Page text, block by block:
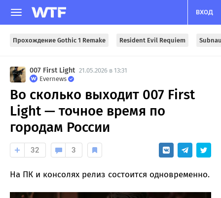
ВХОД
Прохождение Gothic 1 Remake Resident Evil Requiem
007 First Light 21.05.2026 в 13:31
Evernews
Во сколько выходит 007 First
Light — точное время по
городам России
32 3
На ПК и консолях релиз состоится одновременно.